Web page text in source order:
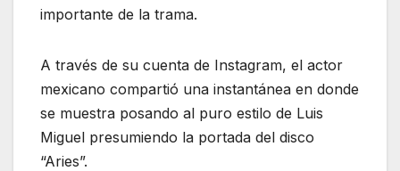
importante de la trama.
A través de su cuenta de Instagram, el actor
mexicano compartió una instantánea en donde
se muestra posando al puro estilo de Luis
Miguel presumiendo la portada del disco
“Aries”.